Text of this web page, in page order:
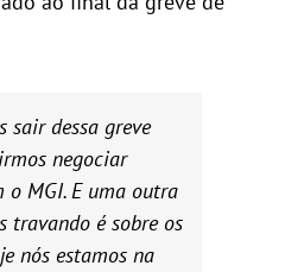
sair dessa greve
negociar
o MGI. E uma outra
travando é sobre os
nós estamos na